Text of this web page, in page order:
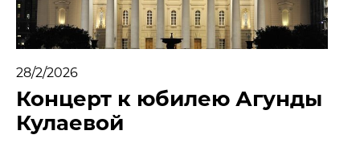
ПРЕСС-СЛУЖБА
КОНТАКТЫ
+7 (915) 490-33-00
info@iafoundation.ru
109544, Россия, г. Москва, ул. Школьная, 27 стр. 1
28/2/2026
Концерт к юбилею Агунды
Кулаевой